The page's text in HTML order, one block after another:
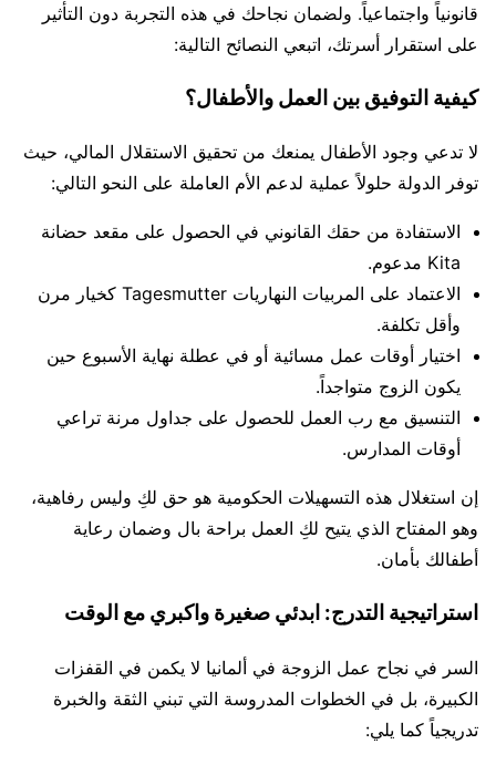
قانونياً واجتماعياً. ولضمان نجاحك في هذه التجربة دون التأثير
على استقرار أسرتك، اتبعي النصائح التالية:
كيفية التوفيق بين العمل والأطفال؟
لا تدعي وجود الأطفال يمنعك من تحقيق الاستقلال المالي، حيث
توفر الدولة حلولاً عملية لدعم الأم العاملة على النحو التالي:
الاستفادة من حقك القانوني في الحصول على مقعد حضانة
Kita مدعوم.
الاعتماد على المربيات النهاريات Tagesmutter كخيار مرن
وأقل تكلفة.
اختيار أوقات عمل مسائية أو في عطلة نهاية الأسبوع حين
يكون الزوج متواجداً.
التنسيق مع رب العمل للحصول على جداول مرنة تراعي
أوقات المدارس.
إن استغلال هذه التسهيلات الحكومية هو حق لكِ وليس رفاهية،
وهو المفتاح الذي يتيح لكِ العمل براحة بال وضمان رعاية
أطفالك بأمان.
استراتيجية التدرج: ابدئي صغيرة واكبري مع الوقت
السر في نجاح عمل الزوجة في ألمانيا لا يكمن في القفزات
الكبيرة، بل في الخطوات المدروسة التي تبني الثقة والخبرة
تدريجياً كما يلي: